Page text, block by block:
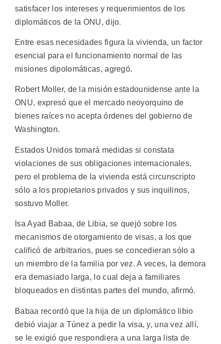
satisfacer los intereses y requerimientos de los
diplomáticos de la ONU, dijo.
Entre esas necesidades figura la vivienda, un factor
esencial para el funcionamiento normal de las
misiones dipolomáticas, agregó.
Robert Moller, de la misión estadounidense ante la
ONU, expresó que el mercado neoyorquino de
bienes raíces no acepta órdenes del gobierno de
Washington.
Estados Unidos tomará medidas si constata
violaciones de sus obligaciones internacionales,
pero el problema de la vivienda está circunscripto
sólo a los propietarios privados y sus inquilinos,
sostuvo Moller.
Isa Ayad Babaa, de Libia, se quejó sobre los
mecanismos de otorgamiento de visas, a los que
calificó de arbitrarios, pues se concedieran sólo a
un miembro de la familia por vez. A veces, la demora
era demasiado larga, lo cual deja a familiares
bloqueados en distintas partes del mundo, afirmó.
Babaa recordó que la hija de un diplomático libio
debió viajar a Túnez a pedir la visa, y, una vez allí,
se le exigió que respondiera a una larga lista de